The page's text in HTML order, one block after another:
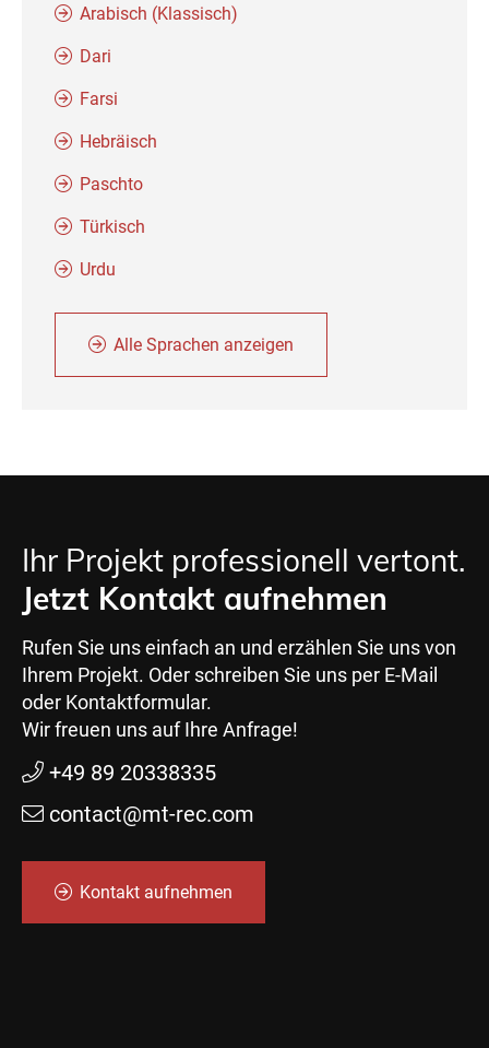
Arabisch (Klassisch)
Dari
Farsi
Hebräisch
Paschto
Türkisch
Urdu
Alle Sprachen anzeigen
Ihr Projekt professionell vertont.
Jetzt Kontakt aufnehmen
Rufen Sie uns einfach an und erzählen Sie uns von
Ihrem Projekt. Oder schreiben Sie uns per E-Mail
oder Kontaktformular.
Wir freuen uns auf Ihre Anfrage!
+49 89 20338335
contact@mt-rec.com
Kontakt aufnehmen